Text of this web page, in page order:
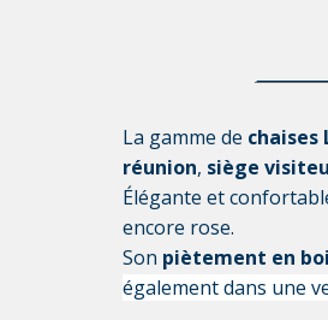
La gamme de chaises
réunion, siège
Élégante et
encore rose.
Son piètement en
également dans une